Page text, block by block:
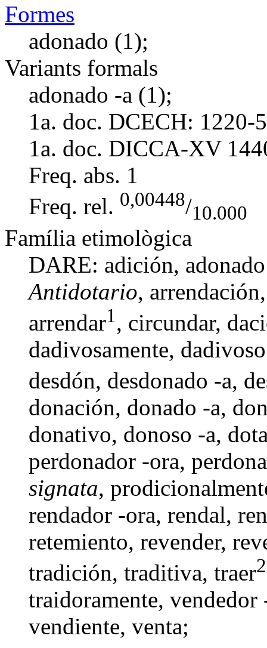
Formes
adonado (1);
Variants formals
adonado -a (1);
1a. doc. DCECH: 1220-
1a. doc. DICCA-XV
Freq. abs. 1
Freq. rel. 0,00448/10.000
Família etimològica
DARE: adición,
Antidotario, arrendación
arrendar1, circundar,
dadivosamente,
desdón, desdonado -a,
donación, donado -a,
donativo, donoso -a,
perdonador -ora,
signata,
rendador -ora, rendal,
retemiento, revender,
tradición, traditiva, traer2
traidoramente, vendedor
vendiente, venta;